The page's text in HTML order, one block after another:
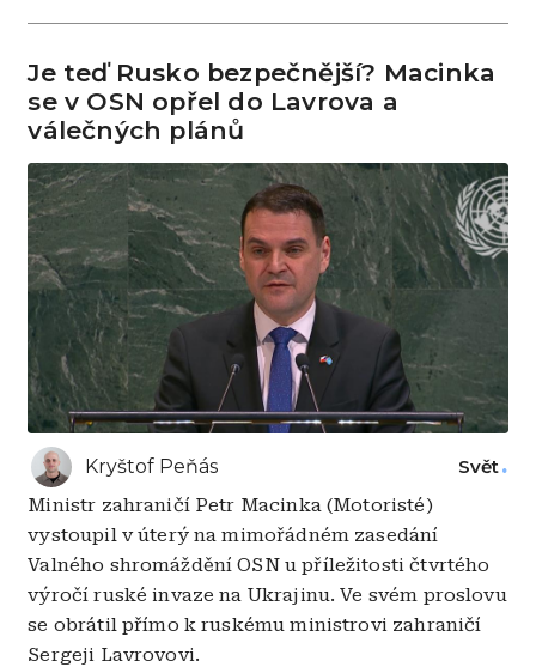
Je teď Rusko bezpečnější? Macinka
se v OSN opřel do Lavrova a
válečných plánů
Kryštof Peňás Svět
Ministr zahraničí Petr Macinka (Motoristé)
vystoupil v úterý na mimořádném zasedání
Valného shromáždění OSN u příležitosti čtvrtého
výročí ruské invaze na Ukrajinu. Ve svém proslovu
se obrátil přímo k ruskému ministrovi zahraničí
Sergeji Lavrovovi.